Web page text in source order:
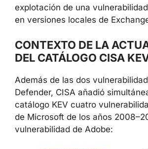
Cabe destacar que esta es ya la
estatus de activamente
semana: anteriormente se
en versiones locales de Exchange
CONTEXTO DE LA
ACTUALIZACIÓN DEL
CISA KEV